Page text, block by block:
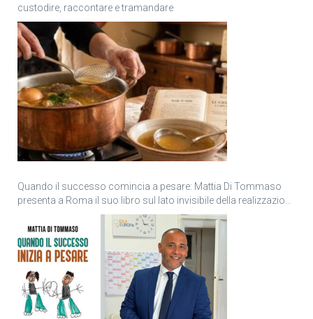
custodire, raccontare e tramandare
Quando il successo comincia a pesare: Mattia Di Tommaso
presenta a Roma il suo libro sul lato invisibile della realizzazione